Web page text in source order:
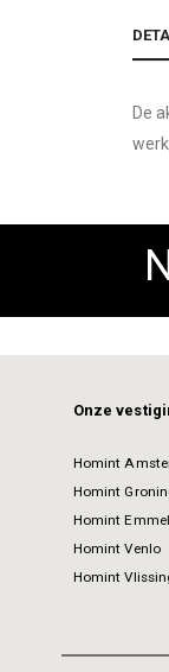
the
of
De
Onze
Homint
Homint
Homint
Homint Venlo
Homint